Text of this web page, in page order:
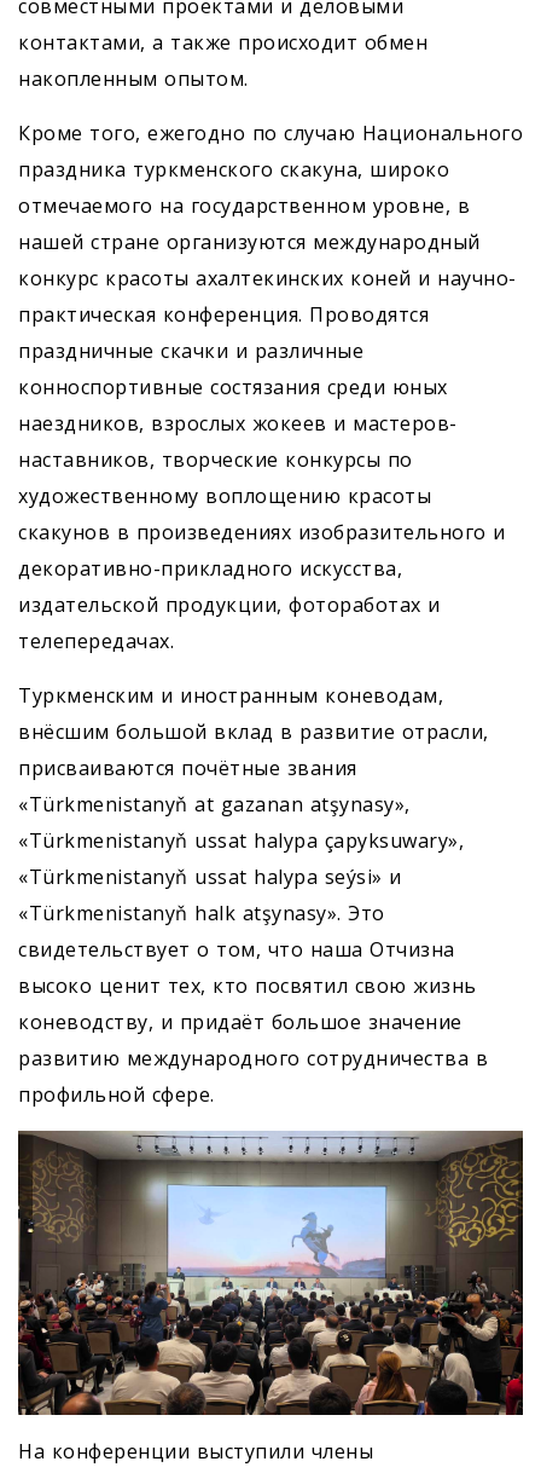
совместными проектами и деловыми
контактами, а также происходит обмен
накопленным опытом.
Кроме того, ежегодно по случаю Национального
праздника туркменского скакуна, широко
отмечаемого на государственном уровне, в
нашей стране организуются международный
конкурс красоты ахалтекинских коней и научно-
практическая конференция. Проводятся
праздничные скачки и различные
конноспортивные состязания среди юных
наездников, взрослых жокеев и мастеров-
наставников, творческие конкурсы по
художественному воплощению красоты
скакунов в произведениях изобразительного и
декоративно-прикладного искусства,
издательской продукции, фотоработах и
телепередачах.
Туркменским и иностранным коневодам,
внёсшим большой вклад в развитие отрасли,
присваиваются почётные звания
«Türkmenistanyň at gazanan atşynasy»,
«Türkmenistanyň ussat halypa çapyksuwary»,
«Türk­menis­tanyň ussat halypa seýsi» и
«Türkmenistanyň halk atşynasy». Это
свидетельствует о том, что наша Отчизна
высоко ценит тех, кто посвятил свою жизнь
коневодству, и придаёт большое значение
развитию международного сотрудничества в
профильной сфере.
На конференции выступили члены